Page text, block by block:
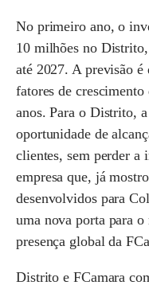
No primeiro ano, o
10 milhões no
até 2027. A previsão é
fatores de
anos. Para o Distrito,
oportunidade de
clientes, sem perder a
empresa que, já
desenvolvidos para
uma nova porta para
presença global da
Distrito e FCamara